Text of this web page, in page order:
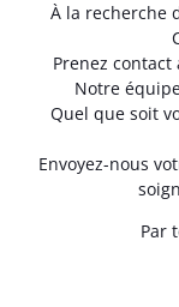
À la recherche
Prenez
Notre
Quel que soit
Envoyez-nous
Par